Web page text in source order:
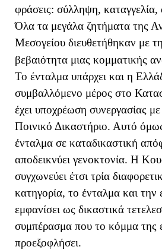
φράσεις: σύλληψη,
Όλα τα μεγάλα ζητήματα της
Μεσογείου διευθετήθηκαν με
βεβαιότητα μιας κομματικής
Το ένταλμα υπάρχει και η
συμβαλλόμενο μέρος στο
έχει υποχρέωση συνεργασίας με
Ποινικό Δικαστήριο. Αυτό
ένταλμα σε καταδικαστική
αποδεικνύει γενοκτονία. Η
συγχωνεύει έτσι τρία
κατηγορία, το ένταλμα και την
εμφανίσει ως δικαστικά
συμπέρασμα που το κόμμα της
προεξοφλήσει.